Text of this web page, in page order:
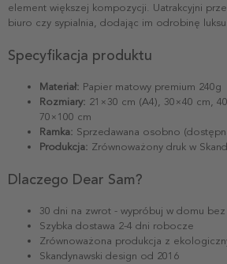
element większej kompozycji. Uatrakcyjni
biuro czy sypialnia, dodając im odrobinę
Specyfikacja produktu
Materiał: Papier matowy premium 240g
Rozmiary: 21×30 cm (A4), 30×40 cm,
70×100 cm
Ramka: Sprzedawana osobno
Produkcja: Zrównoważony druk w
Dlaczego Dear Sam?
30 dni na zwrot - wypróbuj w domu bez
Szybka dostawa 2-4 dni robocze
Zrównoważona produkcja z
Skandynawski design od 2016